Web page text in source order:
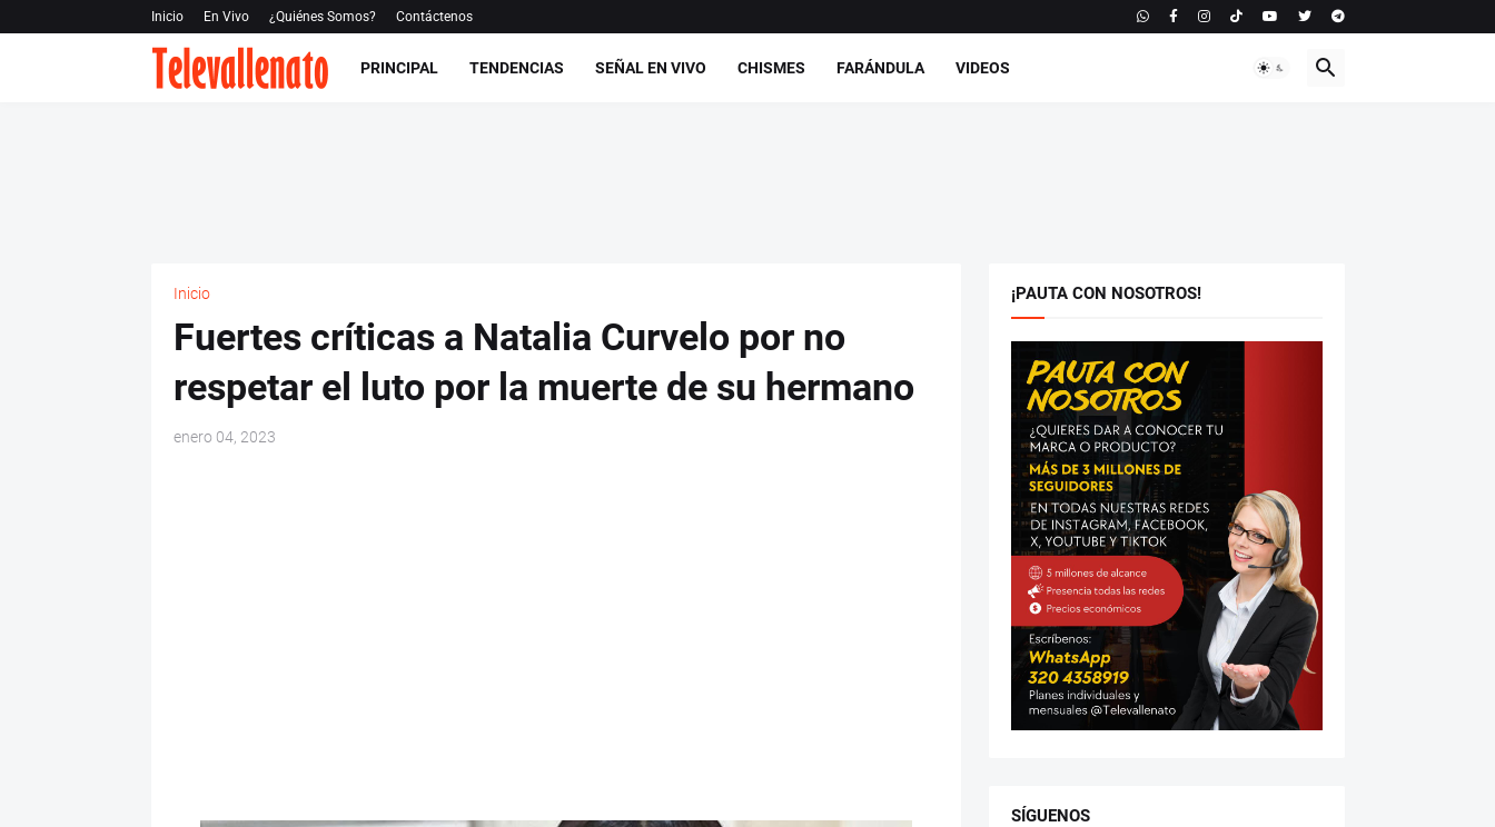
Inicio En Vivo ¿Quiénes Somos? Contáctenos
PRINCIPAL TENDENCIAS SEÑAL EN VIVO CHISMES FARÁNDULA VIDEOS
Inicio
Fuertes críticas a Natalia Curvelo por no
respetar el luto por la muerte de su hermano
enero 04, 2023
¡PAUTA CON NOSOTROS!
SÍGUENOS